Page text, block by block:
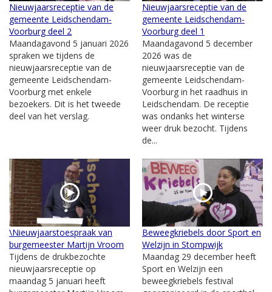
Nieuwjaarsreceptie van de
gemeente Leidschendam-
Voorburg deel 2
Maandagavond 5 januari 2026
spraken we tijdens de
nieuwjaarsreceptie van de
gemeente Leidschendam-
Voorburg met enkele
bezoekers. Dit is het tweede
deel van het verslag.
Nieuwjaarsreceptie van de
gemeente Leidschendam-
Voorburg deel 1
Maandagavond 5 december
2026 was de
nieuwjaarsreceptie van de
gemeente Leidschendam-
Voorburg in het raadhuis in
Leidschendam. De receptie
was ondanks het winterse
weer druk bezocht. Tijdens
de...
\Nieuwjaarstoespraak van
burgemeester Martijn Vroom
Tijdens de drukbezochte
nieuwjaarsreceptie op
maandag 5 januari heeft
Beweegkriebels door Sport en
Welzijn in Stompwijk
Maandag 29 december heeft
Sport en Welzijn een
beweegkriebels festival